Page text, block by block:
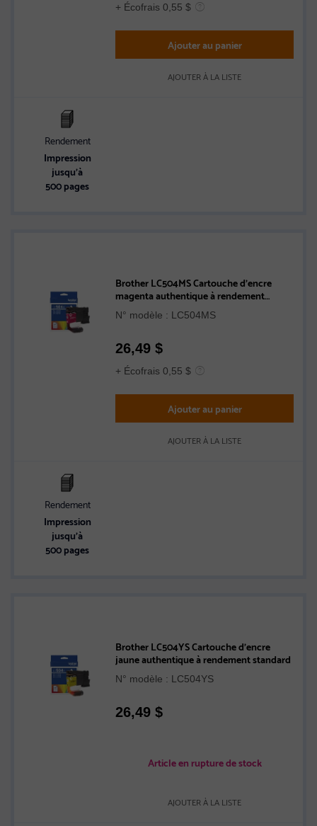
+ Écofrais 0,55 $
Ajouter au panier
AJOUTER À LA LISTE
Rendement
Impression
jusqu’à
500 pages
Brother LC504MS Cartouche d’encre
magenta authentique à rendement
standard
N° modèle : LC504MS
26,49 $
+ Écofrais 0,55 $
Ajouter au panier
AJOUTER À LA LISTE
Rendement
Impression
jusqu’à
500 pages
Brother LC504YS Cartouche d’encre
jaune authentique à rendement standard
N° modèle : LC504YS
26,49 $
Article en rupture de stock
AJOUTER À LA LISTE